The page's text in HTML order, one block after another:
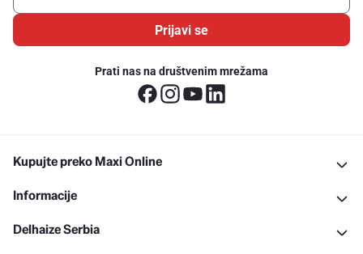
Prijavi se
Prati nas na društvenim mrežama
Kupujte preko Maxi Online
Informacije
Delhaize Serbia